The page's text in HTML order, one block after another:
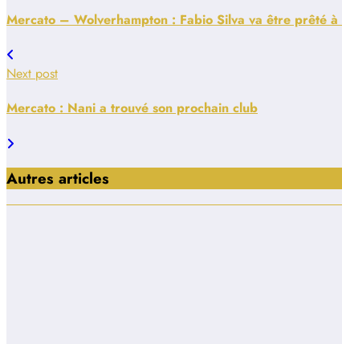
Mercato – Wolverhampton : Fabio Silva va être prêté
Next post
Mercato : Nani a trouvé son prochain club
Autres articles